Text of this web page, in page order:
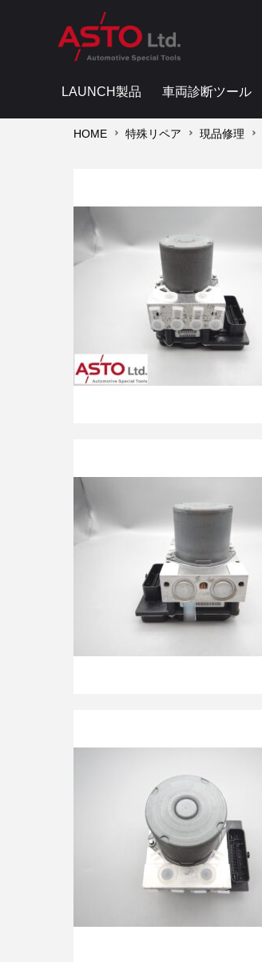
LAUNCH製品 車両診断ツール
HOME 特殊リペア 現品修理